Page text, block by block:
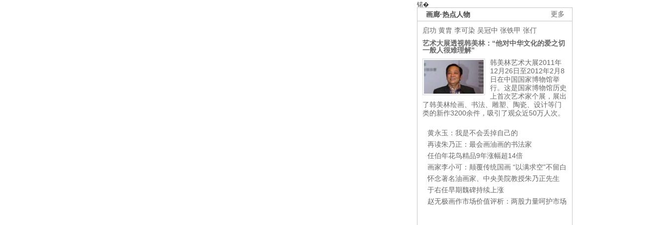
锘�
更多
画廊·热点人物
启功 黄胄 李可染 吴冠中 张铁甲 张仃
艺术大展透视韩美林：“他对中华文化的爱之切
一般人很难理解”
韩美林艺术大展2011年
12月26日至2012年2月8
日在中国国家博物馆举
行。这是国家博物馆历史
上首次艺术家个展，展出
了韩美林绘画、书法、雕塑、陶瓷、设计等门
类的新作3200余件，吸引了观众近50万人次。
黄永玉：我是不会丢掉自己的
再读朱乃正：最会画油画的书法家
任伯年花鸟精品9年涨幅超14倍
画家李小可：颠覆传统国画 “以满求空”不留白
怀念著名油画家、中央美院教授朱乃正先生
于右任早期魏碑持续上涨
赵无极画作市场价值评析：两股力量呵护市场